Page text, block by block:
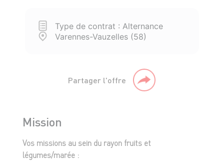
Type de contrat : Alternance
Varennes-Vauzelles (58)
Partager l'offre
Mission
Vos missions au sein du rayon fruits et
légumes/marée :